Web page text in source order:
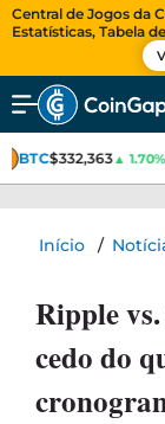
Central de Jogos da
Estatísticas, Tabela
BTC$332,363▲ 1.70%
Início /
Ripple
cedo do